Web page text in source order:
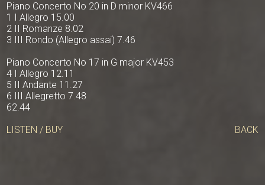
Piano Concerto No 20 in D minor KV466
1 I Allegro 15.00
2 II Romanze 8.02
3 III Rondo (Allegro assai) 7.46
Piano Concerto No 17 in G major KV453
4 I Allegro 12.11
5 II Andante 11.27
6 III Allegretto 7.48
62.44
LISTEN / BUY
BACK